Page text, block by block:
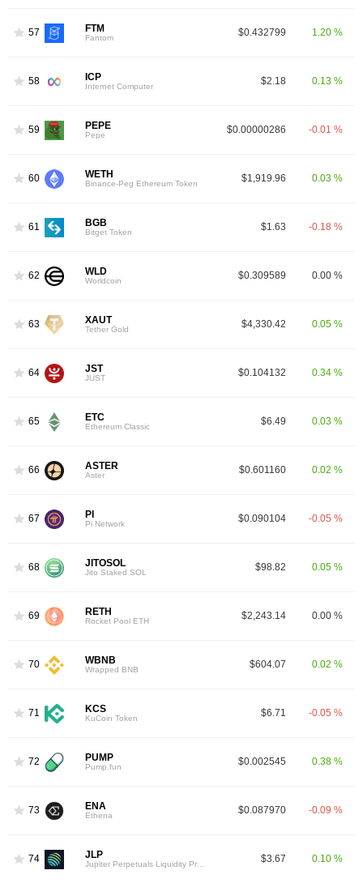
57 FTM
Fantom $0.432799 1.20 %
58 ICP
Internet Computer $2.18 0.13 %
59 PEPE
Pepe $0.00000286 -0.01 %
60 WETH
Binance-Peg Ethereum Token $1,919.96 0.03 %
61 BGB
Bitget Token $1.63 -0.18 %
62 WLD
Worldcoin $0.309589 0.00 %
63 XAUT
Tether Gold $4,330.42 0.05 %
64 JST
JUST $0.104132 0.34 %
65 ETC
Ethereum Classic $6.49 0.03 %
66 ASTER
Aster $0.601160 0.02 %
67 PI
Pi Network $0.090104 -0.05 %
68 JITOSOL
Jito Staked SOL $98.82 0.05 %
69 RETH
Rocket Pool ETH $2,243.14 0.00 %
70 WBNB
Wrapped BNB $604.07 0.02 %
71 KCS
KuCoin Token $6.71 -0.05 %
72 PUMP
Pump.fun $0.002545 0.38 %
73 ENA
Ethena $0.087970 -0.09 %
74 JLP $3.67 0.10 %